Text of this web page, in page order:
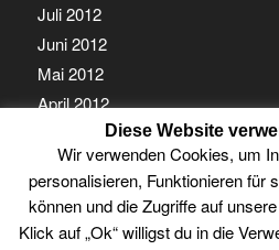
Juli 2012
Juni 2012
Mai 2012
April 2012
März 2012
Februar 2012
Januar 2012
Diese Website
Wir verwenden Cookies, um
personalisieren, Funktionieren für
können und die Zugriffe auf
Klick auf „Ok“ willigst du in die